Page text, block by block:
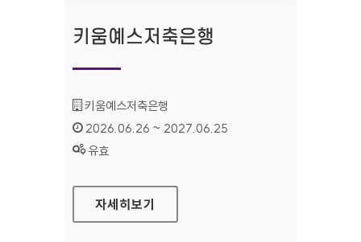
키움예스저축은행
기관명 :
키움예스저축은행
인증기간 :
2026.06.26 ~ 2027.06.25
상태 :
유효
키움예스저축은행
자세히보기